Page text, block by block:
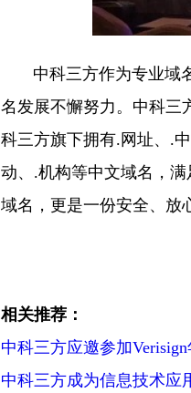
中科三方作为专业域名
名发展不懈努力。中科三
科三方旗下拥有.网址、.
动、.机构等中文域名，
域名，更是一份安全、
相关推荐：
中科三方应邀参加
中科三方成为信息技术应